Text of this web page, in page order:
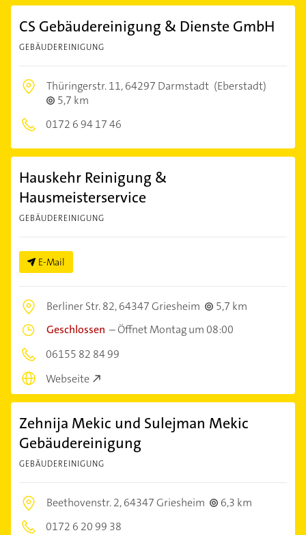
CS Gebäudereinigung & Dienste GmbH
GEBÄUDEREINIGUNG
Thüringerstr. 11,64297 Darmstadt (Eberstadt)
5,7 km
0172 6 94 17 46
Hauskehr Reinigung &
Hausmeisterservice
GEBÄUDEREINIGUNG
E-Mail
Berliner Str. 82,64347 Griesheim
5,7 km
Geschlossen –Öffnet Montag um 08:00
06155 82 84 99
Webseite
Zehnija Mekic und Sulejman Mekic
Gebäudereinigung
GEBÄUDEREINIGUNG
Beethovenstr. 2,64347 Griesheim
6,3 km
0172 6 20 99 38